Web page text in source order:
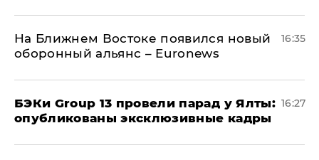
На Ближнем Востоке появился новый
оборонный альянс – Euronews
16:35
​БЭКи Group 13 провели парад у Ялты:
опубликованы эксклюзивные кадры
16:27